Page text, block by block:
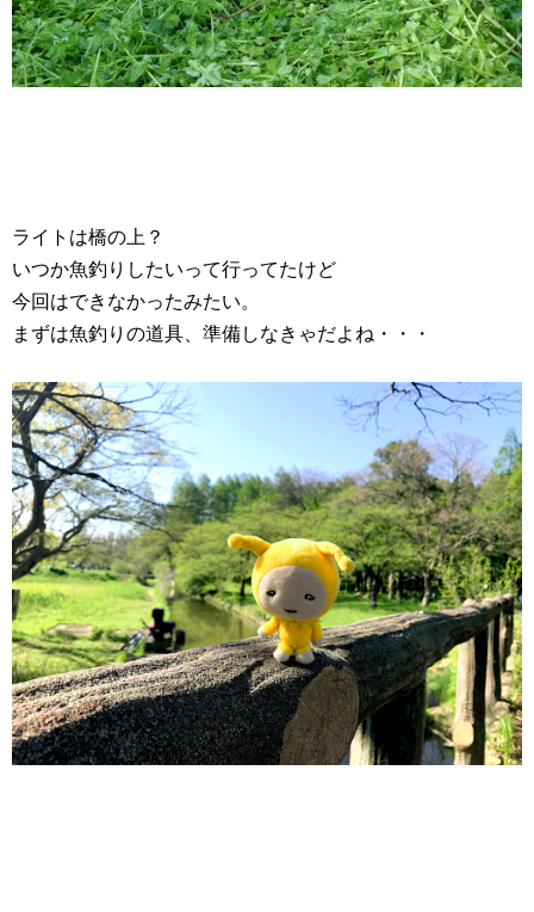
ライトは橋の上？
いつか魚釣りしたいって行ってたけど
今回はできなかったみたい。
まずは魚釣りの道具、準備しなきゃだよね・・・